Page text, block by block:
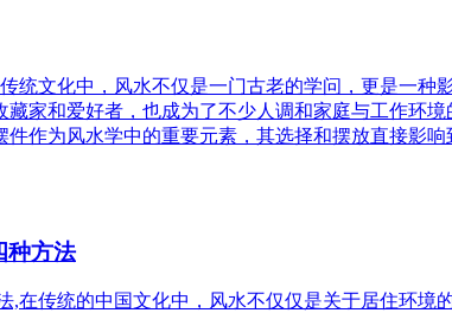
统文化中，风水不仅是一门古老的学问，更是一
家和爱好者，也成为了不少人调和家庭与工作环
作为风水学中的重要元素，其选择和摆放直接影
种方法
,在传统的中国文化中，风水不仅仅是关于居住环